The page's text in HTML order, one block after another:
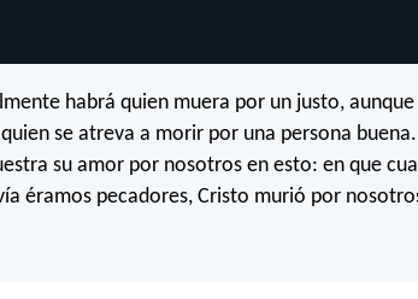
habrá quien muera por un justo,
se atreva a morir por una persona
su amor por nosotros en esto: en que
éramos pecadores, Cristo murió por